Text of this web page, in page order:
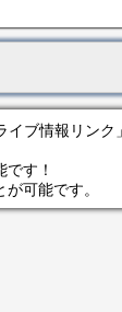
イブ情報リンク
す！
可能です。